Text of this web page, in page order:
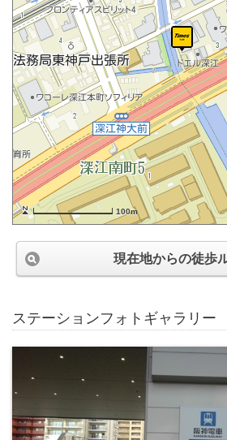
100m
現在地からの徒歩
ステーションフォトギャラリー